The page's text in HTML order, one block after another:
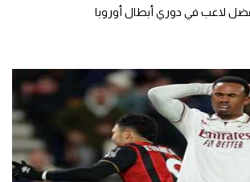
لاعب في دوري أبطال أوروبا